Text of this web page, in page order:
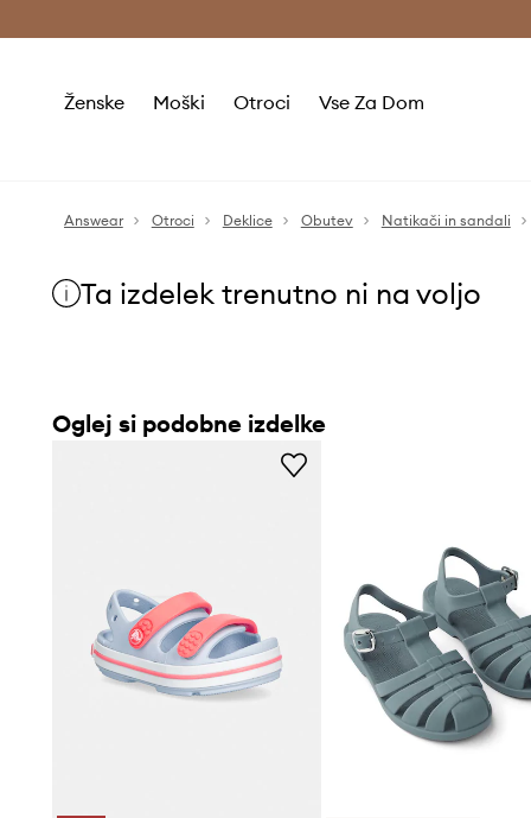
Ženske Moški Otroci Vse Za Dom
Answear Otroci Deklice Obutev Natikači in sandali
Ta izdelek trenutno ni na voljo
Oglej si podobne izdelke